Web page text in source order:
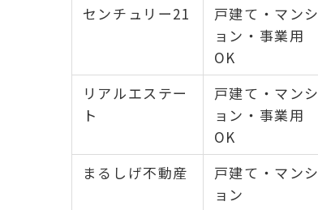
センチュリー21
戸建て・マンシ
ョン・事業用
OK
リアルエステー
ト
戸建て・マンシ
ョン・事業用
OK
まるしげ不動産
戸建て・マンシ
ョン